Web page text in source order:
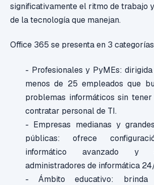
significativamente el ritmo de trabajo
de la tecnología que manejan.
Office 365 se presenta en 3
- Profesionales y PyMEs:
menos de 25 empleados que
problemas informáticos sin
contratar personal de TI.
- Empresas medianas y
públicas: ofrece
informático avanzado y
administradores de informática
- Ámbito educativo: brinda